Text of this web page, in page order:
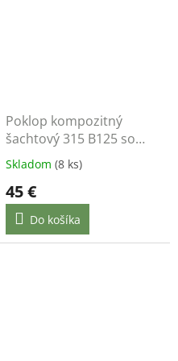
Poklop kompozitný
šachtový 315 B125 so
štvorcovým rámom
zaťaženie 12,5 t
Skladom (8 ks)
45 €
Do košíka